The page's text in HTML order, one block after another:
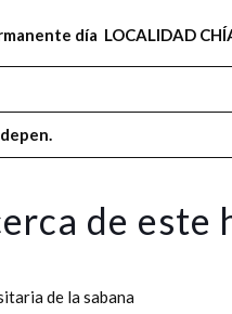
día LOCALIDAD
de este
de la sabana